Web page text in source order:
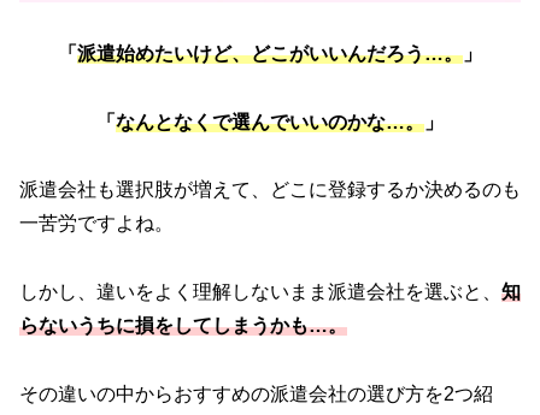
「 派遣始めたいけど、どこがいいんだろう…。 」
「 なんとなくで選んでいいのかな…。 」
派遣会社も選択肢が増えて、どこに登録するか決めるのも
一苦労ですよね。
しかし、違いをよく理解しないまま派遣会社を選ぶと、 知
らないうちに損をしてしまうかも…。
その違いの中からおすすめの派遣会社の選び方を2つ紹